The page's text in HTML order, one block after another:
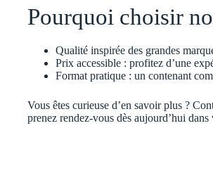
Pourquoi choisir
Qualité inspirée des grandes
Prix accessible : profitez d’une
Format pratique : un contenant
Vous êtes curieuse d’en savoir plus ?
prenez rendez-vous dès aujourd’hui dans